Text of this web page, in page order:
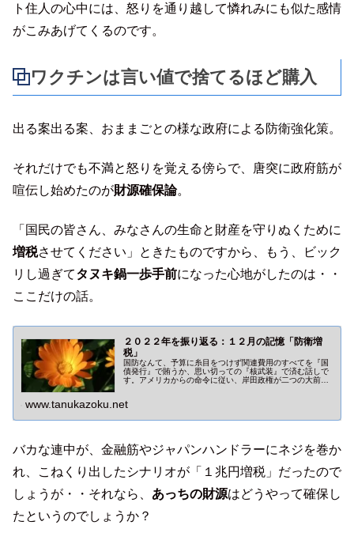
ト住人の心中には、怒りを通り越して憐れみにも似た感情
がこみあげてくるのです。
ワクチンは言い値で捨てるほど購入
出る案出る案、おままごとの様な政府による防衛強化策。
それだけでも不満と怒りを覚える傍らで、唐突に政府筋が
喧伝し始めたのが財源確保論。
「国民の皆さん、みなさんの生命と財産を守りぬくために
増税させてください」ときたものですから、もう、ビック
リし過ぎてタヌキ鍋一歩手前になった心地がしたのは・・
ここだけの話。
２０２２年を振り返る：１２月の記憶「防衛増
税」
国防なんて、予算に糸目をつけず関連費用のすべてを『国
債発行』で賄うか、思い切っての『核武装』で済む話しで
す。アメリカからの命令に従い、岸田政権が二つの大前提
www.tanukazoku.net
バカな連中が、金融筋やジャパンハンドラーにネジを巻か
れ、こねくり出したシナリオが「１兆円増税」だったので
しょうが・・それなら、 あっちの財源はどうやって確保し
たというのでしょうか？